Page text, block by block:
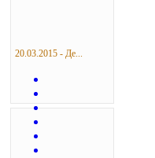
20.03.2015 - Де...